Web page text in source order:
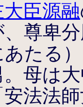
大臣源融
、尊卑
あたる
。母は
安法法